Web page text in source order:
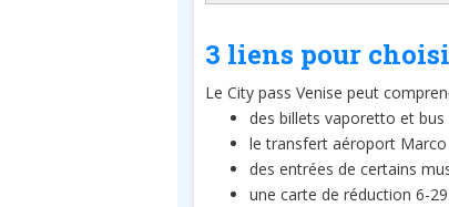
3 liens pour
Le City pass Venise peut
des billets vaporetto et bus
le transfert aéroport Marco
des entrées de certains
une carte de réduction 6-